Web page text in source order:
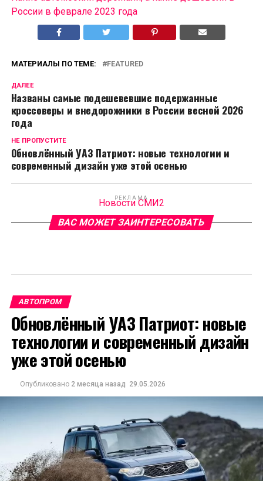
России в феврале 2023 года
МАТЕРИАЛЫ ПО ТЕМЕ: FEATURED
ДАЛЕЕ
Названы самые подешевевшие подержанные
кроссоверы и внедорожники в России весной 2026
года
НЕ ПРОПУСТИТЕ
Обновлённый УАЗ Патриот: новые технологии и
современный дизайн уже этой осенью
РЕКЛАМА
Новости СМИ2
ВАС МОЖЕТ ЗАИНТЕРЕСОВАТЬ
АВТОПРОМ
Обновлённый УАЗ Патриот: новые
технологии и современный дизайн
уже этой осенью
Опубликовано 2 месяца назад 29.05.2026